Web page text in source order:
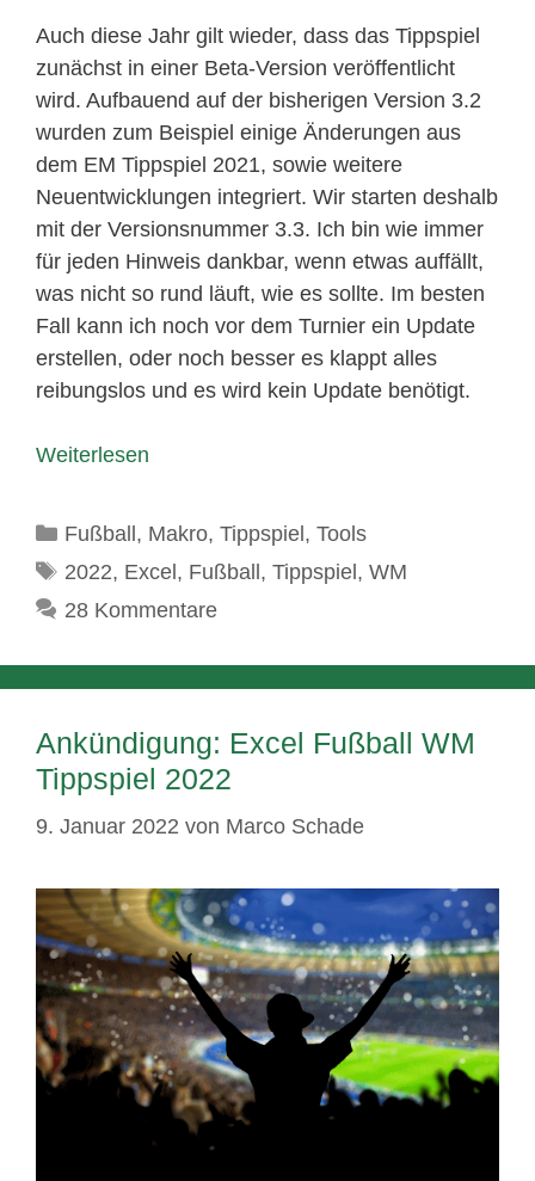
Auch diese Jahr gilt wieder, dass das Tippspiel
zunächst in einer Beta-Version veröffentlicht
wird. Aufbauend auf der bisherigen Version 3.2
wurden zum Beispiel einige Änderungen aus
dem EM Tippspiel 2021, sowie weitere
Neuentwicklungen integriert. Wir starten deshalb
mit der Versionsnummer 3.3. Ich bin wie immer
für jeden Hinweis dankbar, wenn etwas auffällt,
was nicht so rund läuft, wie es sollte. Im besten
Fall kann ich noch vor dem Turnier ein Update
erstellen, oder noch besser es klappt alles
reibungslos und es wird kein Update benötigt.
Weiterlesen
Kategorien
Fußball , Makro, Tippspiel , Tools
Schlagwörter
2022, Excel , Fußball , Tippspiel , WM
28 Kommentare
Ankündigung: Excel Fußball WM
Tippspiel 2022
9. Januar 2022 von Marco Schade